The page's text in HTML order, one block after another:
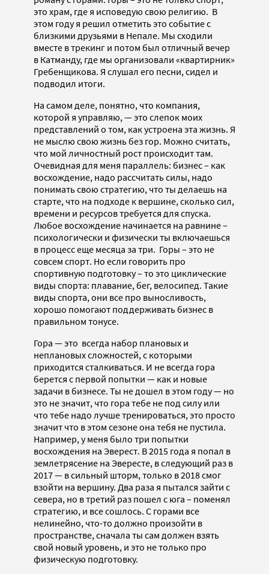
это храм, где я исповедую свою религию. В
этом году я решил отметить это событие с
близкими друзьями в Непале. Мы сходили
вместе в трекинг и потом был отличный вечер
в Катманду, где мы организовали «квартирник»
Гребенщикова. Я слушал его песни, сидел и
подводил итоги.
На самом деле, понятно, что компания,
которой я управляю, — это слепок моих
представлений о том, как устроена эта жизнь. Я
не мыслю свою жизнь без гор. Можно считать,
что мой личностный рост происходит там.
Очевидная для меня параллель: бизнес – как
восхождение, надо рассчитать силы, надо
понимать свою стратегию, что ты делаешь на
старте, что на подходе к вершине, сколько сил,
времени и ресурсов требуется для спуска.
Любое восхождение начинается на равнине –
психологически и физически ты включаешься
в процесс еще месяца за три. Горы – это не
совсем спорт. Но если говорить про
спортивную подготовку – то это циклические
виды спорта: плавание, бег, велосипед. Такие
виды спорта, они все про выносливость,
хорошо помогают поддерживать бизнес в
правильном тонусе.
Гора — это всегда набор плановых и
неплановых сложностей, с которыми
приходится сталкиваться. И не всегда гора
берется с первой попытки — как и новые
задачи в бизнесе. Ты не дошел в этом году — но
это не значит, что гора тебе не под силу или
что тебе надо лучше тренироваться, это просто
значит что в этом сезоне она тебя не пустила.
Например, у меня было три попытки
восхождения на Эверест. В 2015 года я попал в
землетрясение на Эвересте, в следующий раз в
2017 — в сильный шторм, только в 2018 смог
взойти на вершину. Два раза я пытался зайти с
севера, но в третий раз пошел с юга – поменял
стратегию, и все сошлось. С горами все
нелинейно, что-то должно произойти в
пространстве, сначала ты сам должен взять
свой новый уровень, и это не только про
физическую подготовку.